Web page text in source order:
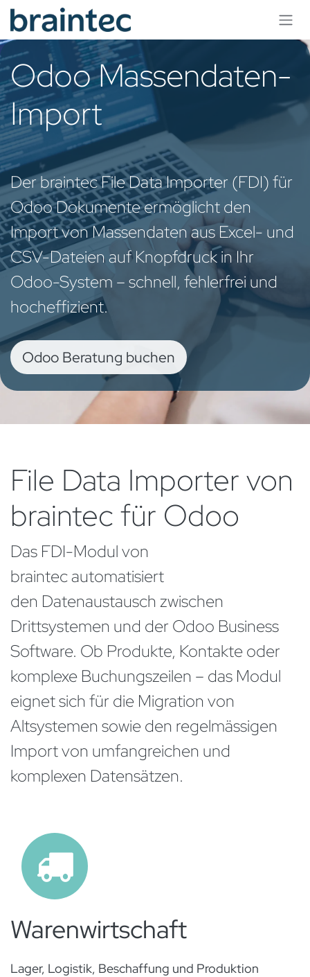
Zum Inhalt springen
Odoo Massendaten-
Import
Der braintec File Data Importer (FDI) für
Odoo Dokumente ermöglicht den
Import von Massendaten aus Excel- und
CSV-Dateien auf Knopfdruck in Ihr
Odoo-System – schnell, fehlerfrei und
hocheffizient.
Odoo Beratung b​​uch​​​​en
File Data Importer von
braintec für Odoo
Das FDI-Modul von
braintec automatisiert
den Datenaustausch zwischen
Drittsystemen und der Odoo Business
Software. Ob Produkte, Kontakte oder
komplexe Buchungszeilen – das Modul
eignet sich für die Migration von
Altsystemen sowie den regelmässigen
Import von umfangreichen und
komplexen Datensätzen.
Warenwirtschaft
Lager, Logistik, Beschaffung und Produktion